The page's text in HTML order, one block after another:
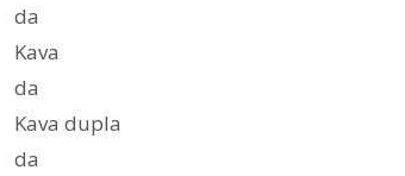
da
Kava
da
Kava dupla
da